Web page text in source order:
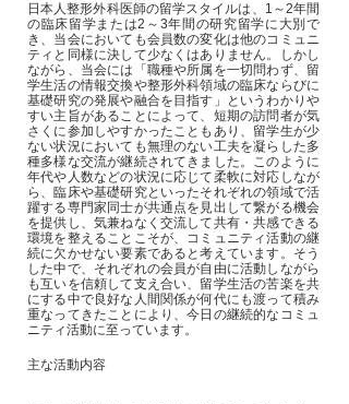
日本人整形外科医師の留学スタイルは、1～2年間
の臨床留学または2～3年間の研究留学に大別で
き、当会においても会員数の変化は他のコミュニ
ティと同様に決して少なくはありません。しかし
ながら、当会には「職種や所属を一切問わず、留
学生活の情報交換や整形外科領域の臨床ならびに
基礎研究の発展や融合を目指す」というわかりや
すい主旨があることによって、短期の訪問者が気
さくに参加しやすかったこともあり、留学生が少
ない状況においても無理のない工夫を凝らした多
種多様な交流が継続されてきました。このように
年代や人数などの状況に応じて柔軟に対応しなが
ら、臨床や基礎研究といったそれぞれの領域で活
躍する専門家同士が共通点を見出して繋がる機会
を提供し、気兼ねなく交流して共有・共感できる
環境を整えることこそが、コミュニティ活動の継
続に欠かせない要素であると考えています。そう
した中で、それぞれの会員が自由に活動しながら
も互いを信頼して支え合い、留学生活の苦楽を共
にする中で良好な人間関係が何代にも渡って積み
重なってきたことにより、今日の継続的なコミュ
ニティ活動に至っています。
主な活動内容